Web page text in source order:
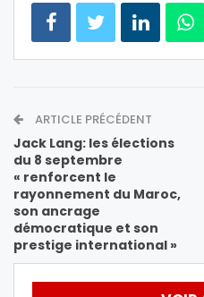
ARTICLE PRÉCÉDENT
Jack Lang: les élections
du 8 septembre
« renforcent le
rayonnement du Maroc,
son ancrage
démocratique et son
prestige international »